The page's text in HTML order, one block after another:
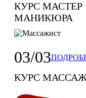
КУРС МАСТЕР
МАНИКЮРА
03/03
КУРС